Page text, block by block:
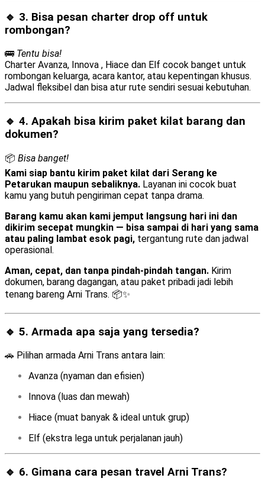
🔹 3. Bisa pesan charter drop off untuk
rombongan?
🚌 Tentu bisa!
Charter Avanza, Innova , Hiace dan Elf cocok banget untuk
rombongan keluarga, acara kantor, atau kepentingan khusus.
Jadwal fleksibel dan bisa atur rute sendiri sesuai kebutuhan.
🔹 4. Apakah bisa kirim paket kilat barang dan
dokumen?
📦 Bisa banget!
Kami siap bantu kirim paket kilat dari Serang ke
Petarukan maupun sebaliknya. Layanan ini cocok buat
kamu yang butuh pengiriman cepat tanpa drama.
Barang kamu akan kami jemput langsung hari ini dan
dikirim secepat mungkin — bisa sampai di hari yang sama
atau paling lambat esok pagi, tergantung rute dan jadwal
operasional.
Aman, cepat, dan tanpa pindah-pindah tangan. Kirim
dokumen, barang dagangan, atau paket pribadi jadi lebih
tenang bareng Arni Trans. 📦✨
🔹 5. Armada apa saja yang tersedia?
🚗 Pilihan armada Arni Trans antara lain:
Avanza (nyaman dan efisien)
Innova (luas dan mewah)
Hiace (muat banyak & ideal untuk grup)
Elf (ekstra lega untuk perjalanan jauh)
🔹 6. Gimana cara pesan travel Arni Trans?